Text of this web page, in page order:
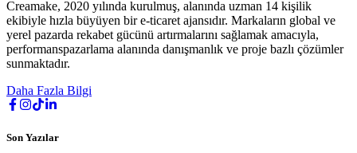
Creamake, 2020 yılında kurulmuş, alanında uzman 14 kişilik
ekibiyle hızla büyüyen bir e-ticaret ajansıdır. Markaların global ve
yerel pazarda rekabet gücünü artırmalarını sağlamak amacıyla,
performanspazarlama alanında danışmanlık ve proje bazlı çözümler
sunmaktadır.
Daha Fazla Bilgi
Son Yazılar